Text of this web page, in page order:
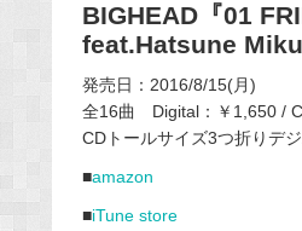
BIGHEAD『01
feat.Hatsune Miku
発売日：2016/8/15(月)
全16曲 Digital：￥1,650 /
CDトールサイズ3つ折りデ
■amazon
■iTune store